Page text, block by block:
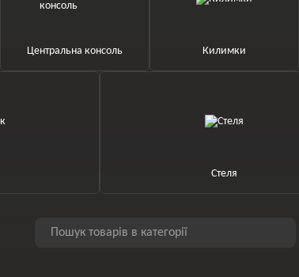
Центральна консоль Килимки
Стеля